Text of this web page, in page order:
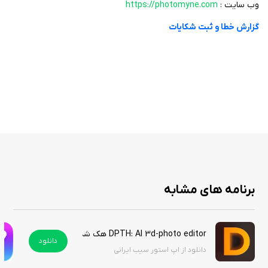
با هوش مصنوعی.
کنترل صوتی: اسکن با فرمان صوتی «Go» برای راحتی بیشتر.
وب سایت : https://photomyne.com
گزارش خطا و ثبت شکایات
برنامه های مشابه
DPTH: AI 3d-photo editor هک شده
دانلود از اپ استور سیب ایرانی
دانلود